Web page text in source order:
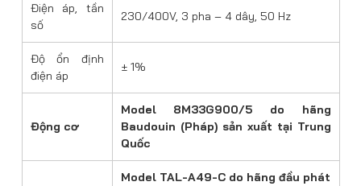
Điện áp, tần
số
230/400V, 3 pha – 4 dây, 50 Hz
Độ ổn định
điện áp
± 1%
Động cơ
Model 8M33G900/5 do hãng
Baudouin (Pháp) sản xuất tại Trung
Quốc
Model TAL-A49-C do hãng đầu phát